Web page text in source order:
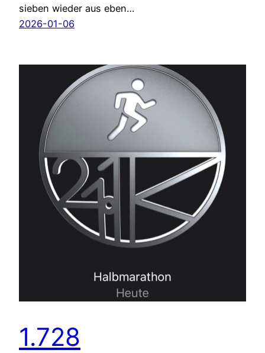
sieben wieder aus eben…
2026-01-06
1.728